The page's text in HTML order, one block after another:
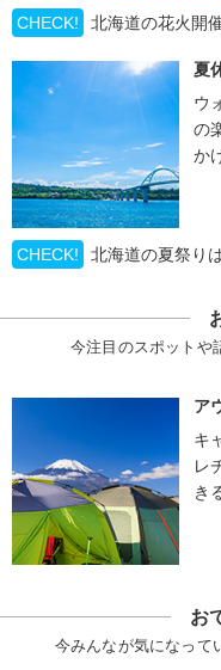
CHECK!
北海道の花火開
夏
ウ
の
か
CHECK! 北海道の夏祭り
今注目のスポットや
ア
キ
レ
き
お
今みんなが気になって